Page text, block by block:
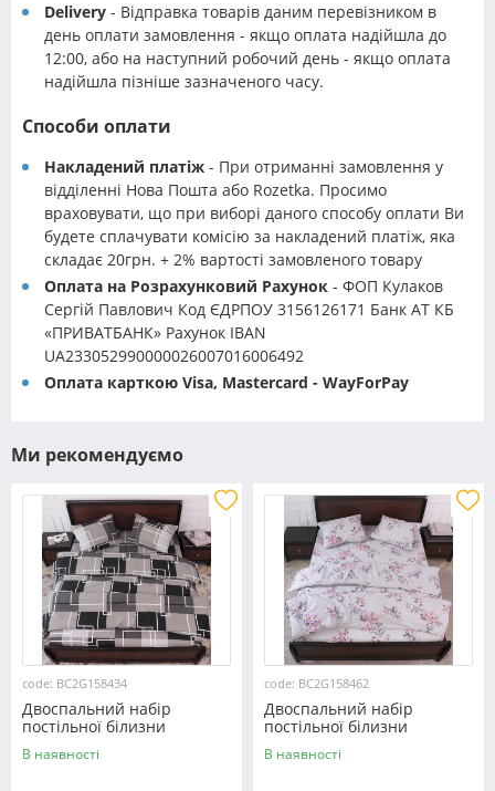
Delivery - Відправка товарів даним перевізником в
день оплати замовлення - якщо оплата надійшла до
12:00, або на наступний робочий день - якщо оплата
надійшла пізніше зазначеного часу.
Способи оплати
Накладений платіж - При отриманні замовлення у
відділенні Нова Пошта або Rozetka. Просимо
враховувати, що при виборі даного способу оплати Ви
будете сплачувати комісію за накладений платіж, яка
складає 20грн. + 2% вартості замовленого товару
Оплата на Розрахунковий Рахунок - ФОП Кулаков
Сергій Павлович Код ЄДРПОУ 3156126171 Банк АТ КБ
«ПРИВАТБАНК» Рахунок IBAN
UA233052990000026007016006492
Оплата карткою Visa, Mastercard - WayForPay
Ми рекомендуємо
code: BC2G158434
Двоспальний набір
постільної білизни
180*220 із Бязі "Gold"
№158434 Черешенка™
В наявності
code: BC2G158462
Двоспальний набір
постільної білизни
180*220 із Бязі "Gold"
№158462 Черешенька™
В наявності